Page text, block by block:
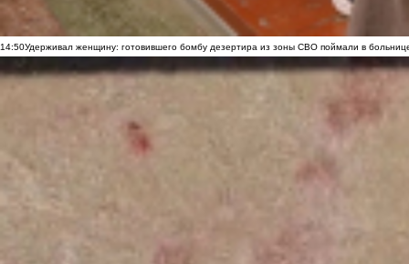
14:50Удерживал женщину: готовившего бомбу дезертира из зоны СВО поймали в